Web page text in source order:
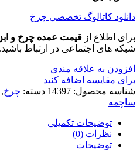
دانلود کاتالوگ تخصصی چرخ
برای اطلاع از قیمت عمده چرخ و
شبکه های اجتماعی در ارتباط باشید.
افزودن به علاقه مندی
برای مقایسه اضافه کنید
شناسه محصول: 14397 دسته: چرخ,
ساچمه
توضیحات تکمیلی
نظرات (0)
توضیحات